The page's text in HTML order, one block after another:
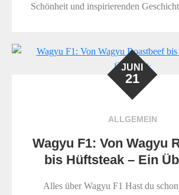
Schönheit und inspirierenden
JUNI
21
ALLGEMEIN
Wagyu F1: Von Wagyu
bis Hüftsteak – Ein
Alles über Wagyu F1 Hast du